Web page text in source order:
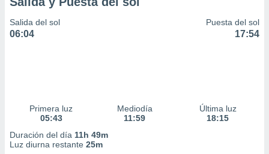
Salida del sol
06:04
Puesta del sol
17:54
Primera luz
05:43
Mediodía
11:59
Última luz
18:15
Duración del día 11h 49m
Luz diurna restante 25m